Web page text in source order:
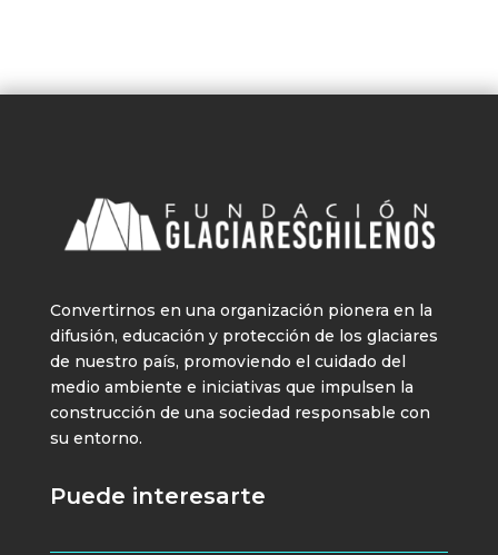
Convertirnos en una organización pionera en la
difusión, educación y protección de los glaciares
de nuestro país, promoviendo el cuidado del
medio ambiente e iniciativas que impulsen la
construcción de una sociedad responsable con
su entorno.
Puede interesarte